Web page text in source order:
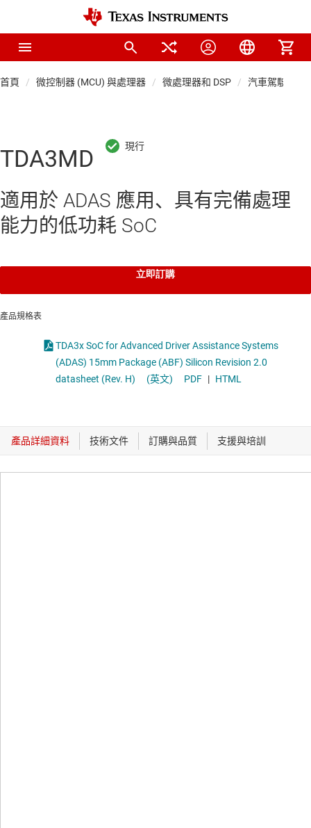
首頁 微控制器 (MCU) 與處理器 微處理器和 DSP 汽車駕駛輔助
TDA3MD
適用於 ADAS 應用、具有完備處理
能力的低功耗 SoC
立即訂購
產品規格表
TDA3x SoC for Advanced Driver Assistance Systems
(ADAS) 15mm Package (ABF) Silicon Revision 2.0
datasheet (Rev. H)
(英文) PDF | HTML